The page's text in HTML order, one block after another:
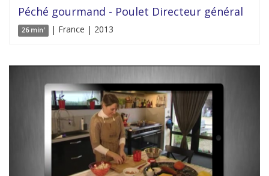
Péché gourmand - Poulet Directeur général
26 min' | France | 2013